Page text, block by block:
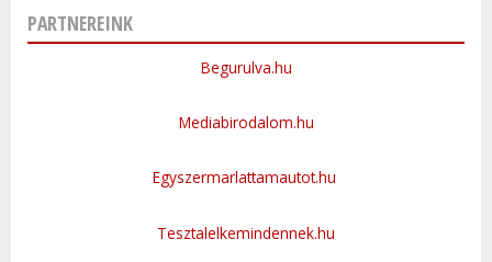
PARTNEREINK
Begurulva.hu
Mediabirodalom.hu
Egyszermarlattamautot.hu
Tesztalelkemindennek.hu